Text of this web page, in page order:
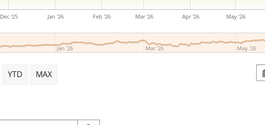
Dec '25 Jan '26 Feb '26 Mar '26 Apr '26 May '26
Jan '26 Mar '26 May '26
YTD MAX